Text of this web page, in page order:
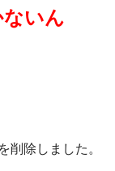
ないん
削除しました。